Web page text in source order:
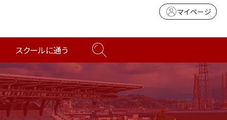
マイページ
スクールに通う